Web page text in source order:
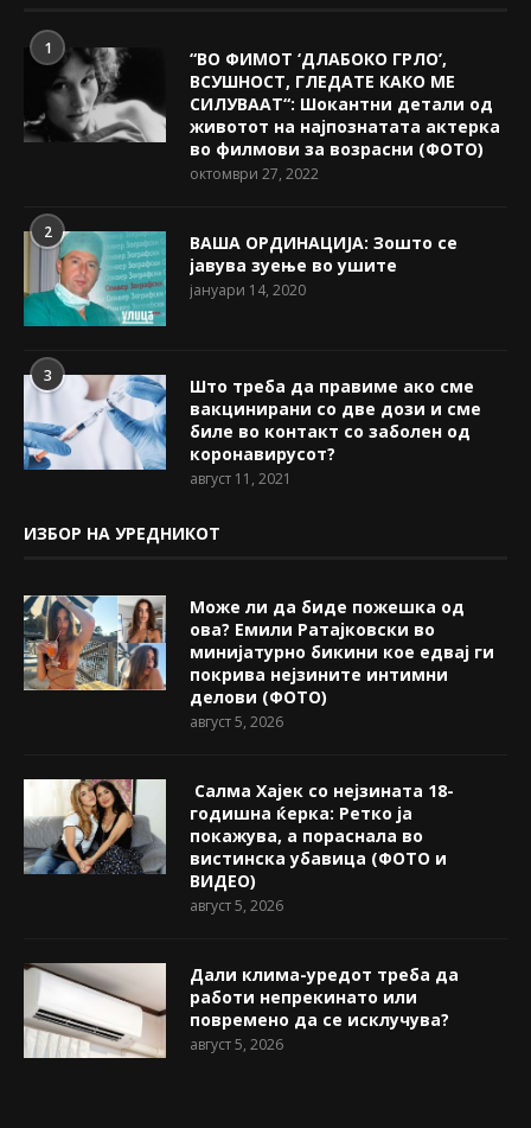
1
“ВО ФИМОТ ‘ДЛАБОКО ГРЛО’,
ВСУШНОСТ, ГЛЕДАТЕ КАКО МЕ
СИЛУВААТ“: Шокантни детали од
животот на најпознатата актерка
во филмови за возрасни (ФОТО)
октомври 27, 2022
2
ВАША ОРДИНАЦИЈА: Зошто се
јавува зуење во ушите
јануари 14, 2020
3
Што треба да правиме ако сме
вакцинирани со две дози и сме
биле во контакт со заболен од
коронавирусот?
август 11, 2021
ИЗБОР НА УРЕДНИКОТ
Може ли да биде пожешкa од
ова? Емили Ратајковски во
минијатурно бикини кое едвај ги
покрива нејзините интимни
делови (ФОТО)
август 5, 2026
Салма Хајек со нејзината 18-
годишна ќерка: Ретко ја
покажува, a пораснала во
вистинска убавица (ФОТО и
ВИДЕО)
август 5, 2026
Дали клима-уредот треба да
работи непрекинато или
повремено да се исклучува?
август 5, 2026